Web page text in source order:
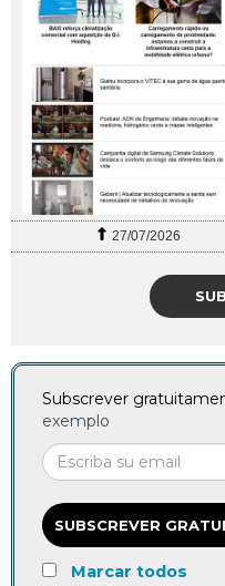
27/07/2026
Subscrever
exemplo
SUBSCREVER
Marcar todos